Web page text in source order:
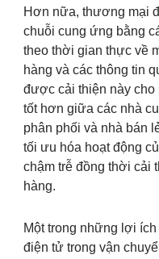
Hơn nữa, thương mại
chuỗi cung ứng bằng
theo thời gian thực về
hàng và các thông tin
được cải thiện này
tốt hơn giữa các nhà
phân phối và nhà bán
tối ưu hóa hoạt động
chậm trễ đồng thời cải
hàng.
Một trong những lợi
điện tử trong vận